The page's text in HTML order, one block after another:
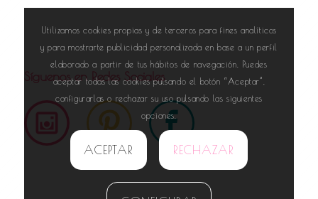
Síguenos en Redes Sociales
Utilizamos cookies propias y de terceros para fines analíticos
y para mostrarte publicidad personalizada en base a un perfil
elaborado a partir de tus hábitos de navegación. Puedes
aceptar todas las cookies pulsando el botón “Aceptar”,
configurarlas o rechazar su uso pulsando las siguientes
opciones.
ACEPTAR RECHAZAR